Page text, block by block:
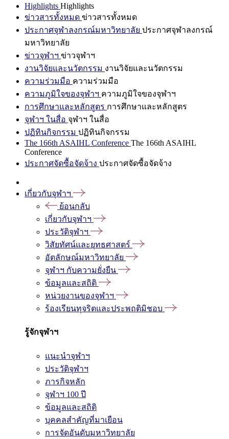
Highlights Highlights
ข่าวสารทั้งหมด ข่าวสารทั้งหมด
ประกาศจุฬาลงกรณ์มหาวิทยาลัย ประกาศจุฬาลงกรณ์
มหาวิทยาลัย
ข่าวจุฬาฯ ข่าวจุฬาฯ
งานวิจัยและนวัตกรรม งานวิจัยและนวัตกรรม
ความร่วมมือ ความร่วมมือ
ความภูมิใจของจุฬาฯ ความภูมิใจของจุฬาฯ
การศึกษาและหลักสูตร การศึกษาและหลักสูตร
จุฬาฯ ในสื่อ จุฬาฯ ในสื่อ
ปฏิทินกิจกรรม ปฏิทินกิจกรรม
The 166th ASAIHL Conference The 166th ASAIHL
Conference
ประกาศจัดซื้อจัดจ้าง ประกาศจัดซื้อจัดจ้าง
เกี่ยวกับจุฬาฯ
ย้อนกลับ
เกี่ยวกับจุฬาฯ
ประวัติจุฬาฯ
วิสัยทัศน์และยุทธศาสตร์
อัตลักษณ์มหาวิทยาลัย
จุฬาฯ กับความยั่งยืน
ข้อมูลและสถิติ
หน่วยงานของจุฬาฯ
ร้องเรียนทุจริตและประพฤติมิชอบ
รู้จักจุฬาฯ
แนะนำจุฬาฯ
ประวัติจุฬาฯ
ภารกิจหลัก
จุฬาฯ 100 ปี
ข้อมูลและสถิติ
บุคคลสำคัญที่มาเยือน
การจัดอันดับมหาวิทยาลัย